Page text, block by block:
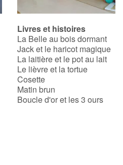
Livres et histoires
La Belle au bois dormant
Jack et le haricot magique
La laitière et le pot au lait
Le lièvre et la tortue
Cosette
Matin brun
Boucle d'or et les 3 ours